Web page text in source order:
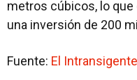
metros cúbicos, lo que
una inversión de 200
Fuente: El Intransigente